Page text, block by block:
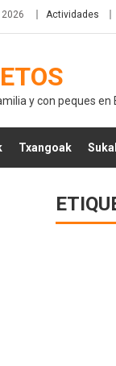
Actividades
y con peques en
Txangoak